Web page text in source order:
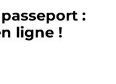
:
ligne !